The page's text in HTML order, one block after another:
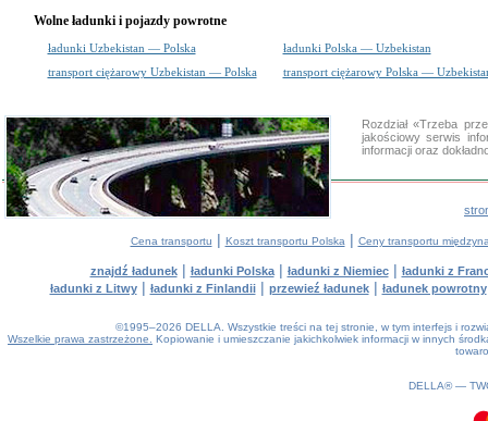
Wolne ładunki i pojazdy powrotne
ładunki Uzbekistan — Polska
ładunki Polska — Uzbekistan
transport ciężarowy Uzbekistan — Polska
transport ciężarowy Polska —
Rozdział «Trzeba
jakościowy serwis
informacji oraz
Cena transportu | Koszt transportu Polska | Ceny transportu
znajdź ładunek| ładunki Polska| ładunki z Niemiec| ładunki z
ładunki z Litwy| ładunki z Finlandii| przewieź ładunek| ładunek powrotny
©1995–2026 DELLA. Wszystkie treści na tej stronie, w tym interfejs i
Wszelkie prawa zastrzeżone.
Kopiowanie i umieszczanie jakichkolwiek informacji w innych
DELLA® —